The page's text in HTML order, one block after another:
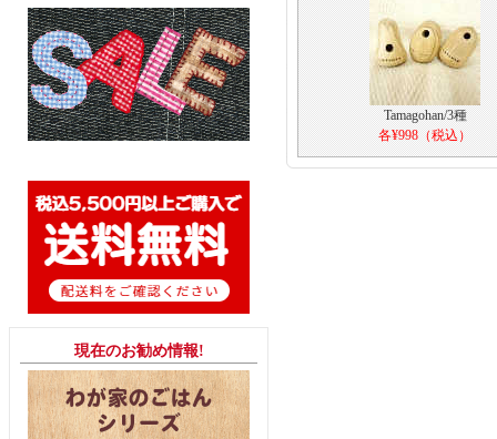
Tamagohan/3種
各¥998（税込）
現在のお勧め情報!